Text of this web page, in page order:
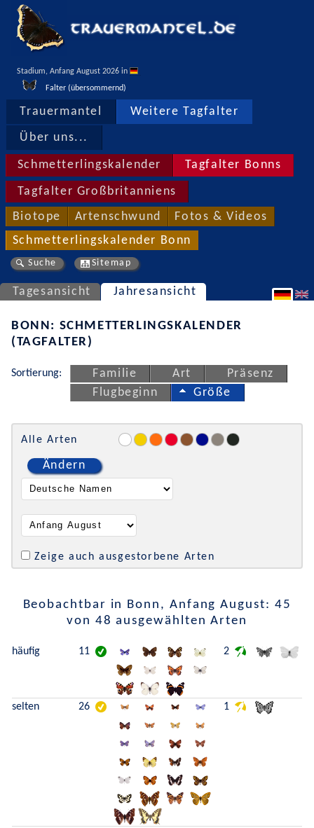
Stadium, Anfang August 2026 in
Falter (übersommernd)
Trauermantel Weitere Tagfalter
Über uns...
Schmetterlingskalender Tagfalter Bonns
Tagfalter Großbritanniens
Biotope Artenschwund Fotos & Videos
Schmetterlingskalender Bonn
Suche Sitemap
Tagesansicht Jahresansicht
BONN: SCHMETTERLINGSKALENDER
(TAGFALTER)
Sortierung: Familie Art
Präsenz
Flugbeginn
Größe
Alle Arten
Ändern
Zeige auch ausgestorbene Arten
Beobachtbar in Bonn, Anfang August: 45
von 48 ausgewählten Arten
häufig 11 2
selten 26 1